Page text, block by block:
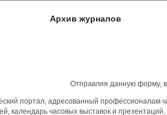
Архив журналов
Отправляя данную форму,
портал, адресованный профессионалам
календарь часовых выставок и